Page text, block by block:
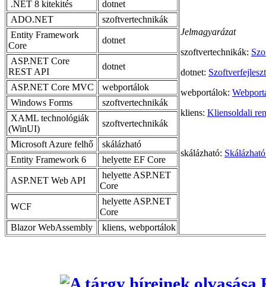
Jelmagyarázat
szoftvertechnikák:
dotnet:
webportálok:
kliens: Kliensoldali
skálázható:
.NET 8 kitekités
dotnet
ADO.NET
szoftvertechnikák
Entity Framework
Core
dotnet
ASP.NET Core
REST API
dotnet
ASP.NET Core MVC
webportálok
Windows Forms
szoftvertechnikák
XAML technológiák
(WinUI)
szoftvertechnikák
Microsoft Azure felhő
skálázható
Entity Framework 6
helyette EF Core
ASP.NET Web API
helyette ASP.NET
Core
WCF
helyette ASP.NET
Core
Blazor WebAssembly
kliens, webportálok